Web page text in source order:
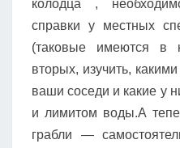
колодца ,
справки у местных
(таковые имеются в
вторых, изучить,
ваши соседи и какие у
и лимитом воды.А
грабли —